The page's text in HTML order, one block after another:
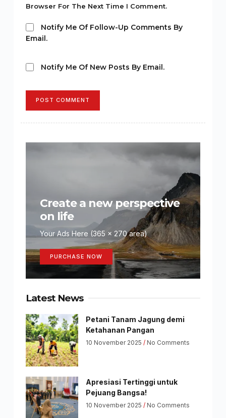
Browser For The Next Time I Comment.
Notify Me Of Follow-Up Comments By
Email.
Notify Me Of New Posts By Email.
POST COMMENT
Create a new perspective
on life
Your Ads Here (365 x 270 area)
PURCHASE NOW
Latest News
Petani Tanam Jagung demi
Ketahanan Pangan
10 November 2025 No Comments
Apresiasi Tertinggi untuk
Pejuang Bangsa!
10 November 2025 No Comments